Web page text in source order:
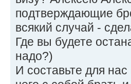
подтверждающие
всякий случай -
Где вы будете
надо?)
И составьте для